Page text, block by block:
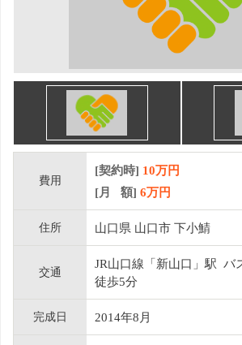
費用
[契約時] 10万円
[月 額] 6万円
住所 山口県 山口市 下小鯖
交通
JR山口線「新山口」駅 バ
徒歩5分
完成日 2014年8月